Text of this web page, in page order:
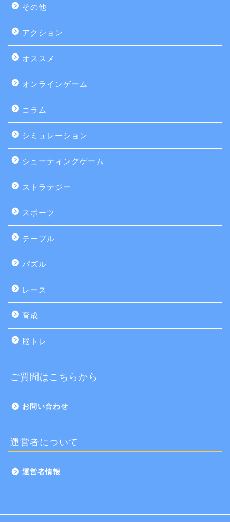
その他
アクション
オススメ
オンラインゲーム
コラム
シミュレーション
シューティングゲーム
ストラテジー
スポーツ
テーブル
パズル
レース
育成
脳トレ
ご質問はこちらから
お問い合わせ
運営者について
運営者情報